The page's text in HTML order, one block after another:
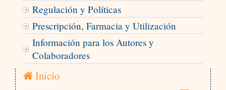
Regulación y Políticas
Prescripción, Farmacia y Utilización
Información para los Autores y
Colaboradores
Inicio